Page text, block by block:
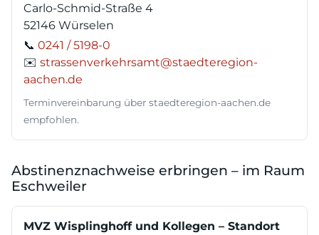
Carlo-Schmid-Straße 4
52146 Würselen
📞 0241 / 5198-0
✉️ strassenverkehrsamt@staedteregion-
aachen.de
Terminvereinbarung über staedteregion-aachen.de
empfohlen.
Abstinenznachweise erbringen – im Raum
Eschweiler
MVZ Wisplinghoff und Kollegen – Standort